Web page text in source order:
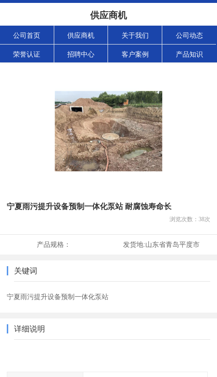
供应商机
公司首页 供应商机 关于我们 公司动态
荣誉认证 招聘中心 客户案例 产品知识
宁夏雨污提升设备预制一体化泵站 耐腐蚀寿命长
浏览次数： 38次
产品规格： 发货地:山东省青岛平度市
关键词
宁夏雨污提升设备预制一体化泵站
详细说明